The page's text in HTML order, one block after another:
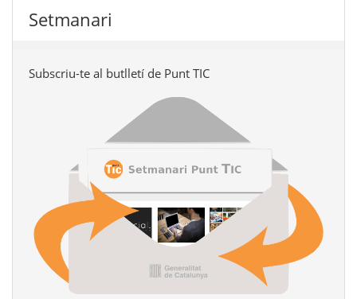
Setmanari
Subscriu-te al butlletí de Punt TIC